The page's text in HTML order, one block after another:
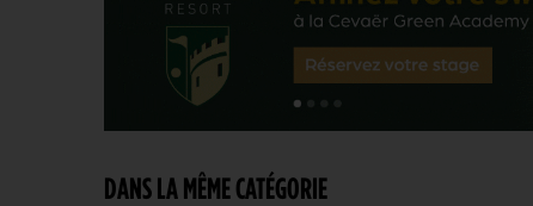
DANS LA MÊME CATÉGORIE